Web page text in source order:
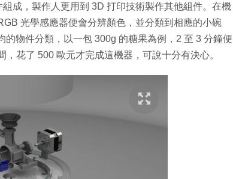
成，製作人更用到 3D 打印技術製作其他組件。在機
光學感應器便會分辨顏色，並分類到相應的小碗
物件分類，以一包 300g 的糖果為例，2 至 3 分鐘便
花了 500 歐元才完成這機器，可說十分有決心。